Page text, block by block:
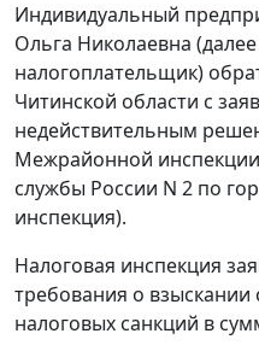
Индивидуальный
Ольга Николаевна
налогоплательщик)
Читинской области с
недействительным
Межрайонной
службы России N 2 по
инспекция).
Налоговая инспекция
требования о
налоговых санкций в